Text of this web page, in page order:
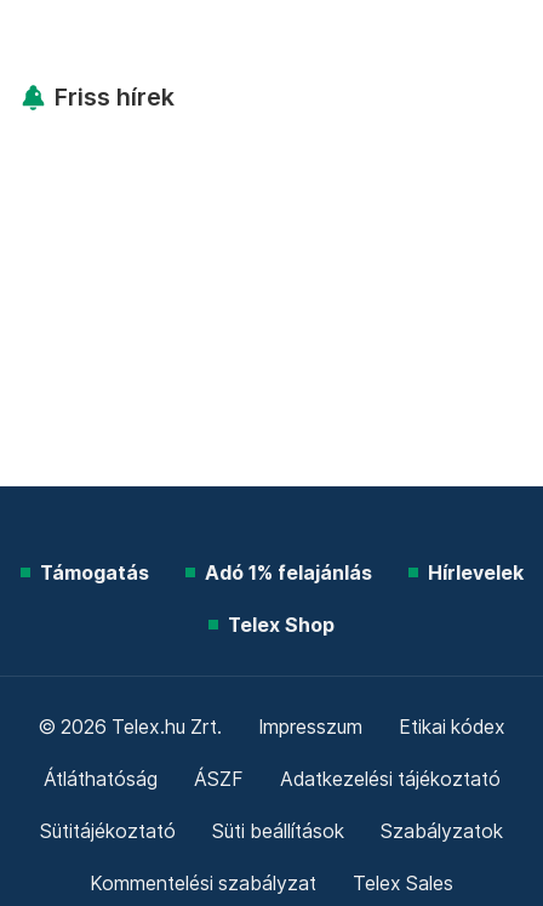
Friss hírek
Támogatás Adó 1% felajánlás Hírlevelek
Telex Shop
© 2026 Telex.hu Zrt. Impresszum Etikai kódex
Átláthatóság ÁSZF Adatkezelési tájékoztató
Sütitájékoztató Süti beállítások Szabályzatok
Kommentelési szabályzat Telex Sales